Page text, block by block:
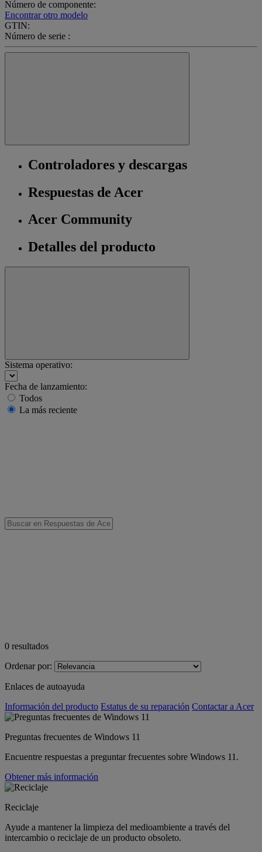
Número de componente:
Encontrar otro modelo
GTIN:
Número de serie :
Controladores y descargas
Respuestas de Acer
Acer Community
Detalles del producto
Sistema operativo:
Fecha de lanzamiento:
Todos
La más reciente
0 resultados
Ordenar por:
Enlaces de autoayuda
Información del producto Estatus de su reparación Contactar a Acer
Preguntas frecuentes de Windows 11
Encuentre respuestas a preguntar frecuentes sobre Windows 11.
Obtener más información
Reciclaje
Ayude a mantener la limpieza del medioambiente a través del
intercambio o reciclaje de un producto obsoleto.